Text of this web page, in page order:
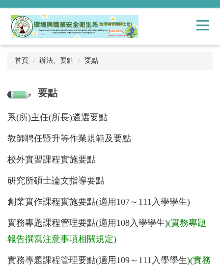
跳
到
要
內
首頁 辦法、要點 要點
要點
系(所)主任(所長)遴選要點
教師聘任暨升等作業規範及要點
校外實習課程實施要點
研究所碩士論文指導要點
創業實作課程實施要點(適用107～111入學學生)
實務專題課程管理要點(適用108入學學生)(實務專題
報告撰寫注意事項相關規定)
實務專題課程管理要點(適用109～111入學學生)(實務